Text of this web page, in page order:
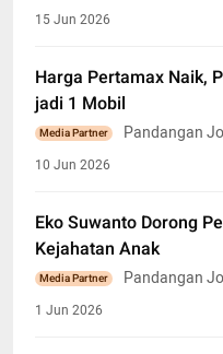
15 Jun 2026
Harga Pertamax Naik,
jadi 1 Mobil
Media Partner Pandangan
10 Jun 2026
Eko Suwanto Dorong
Kejahatan Anak
Media Partner Pandangan
1 Jun 2026